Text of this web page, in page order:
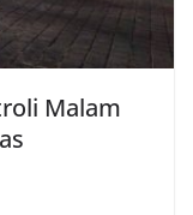
Malam